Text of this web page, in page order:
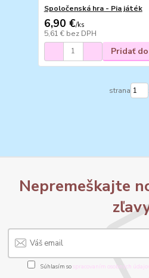
Spoločenská hra - Pia játék
6,90 €/ks
5,61 € bez DPH
Pridať
strana
Nepremeškajte
Súhlasím sospracovaním osobných